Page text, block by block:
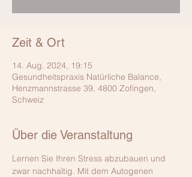
Zeit & Ort
14. Aug. 2024, 19:15
Gesundheitspraxis Natürliche Balance,
Henzmannstrasse 39, 4800 Zofingen,
Schweiz
Über die Veranstaltung
Lernen Sie Ihren Stress abzubauen und
zwar nachhaltig. Mit dem Autogenen